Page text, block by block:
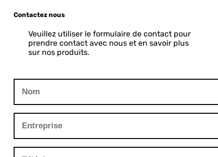
Contactez nous
Veuillez utiliser le formulaire de contact pour
prendre contact avec nous et en savoir plus
sur nos produits.